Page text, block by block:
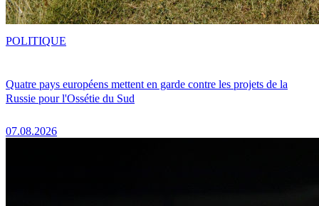
Quatre pays européens mettent en garde contre les projets de la
Russie pour l'Ossétie du Sud
07.08.2026
POLITIQUE